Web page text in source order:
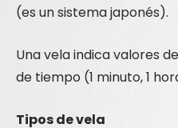
(es un sistema japonés).
Una vela indica valores
de tiempo (1 minuto, 1
Tipos de vela